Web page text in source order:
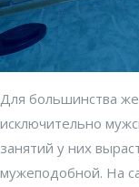
Для большинства
исключительно
занятий у них
мужеподобной. На